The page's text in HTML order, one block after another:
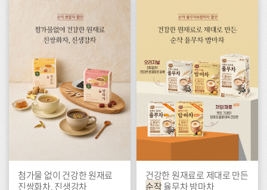
첨가물 없이 건강한 원재료
진쌍화차, 진생강차
건강한 원재료로 제대로 만든
순작율무차 밤마차